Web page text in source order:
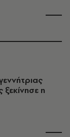
ξεκίνησε η